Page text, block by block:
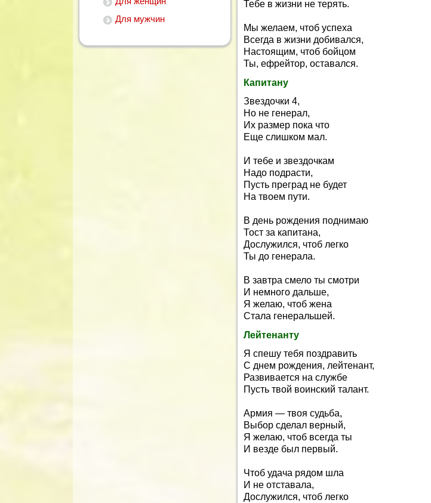
Для мужчин
Тебе в жизни не терять.
Мы желаем, чтоб успеха
Всегда в жизни добивался,
Настоящим, чтоб бойцом
Ты, ефрейтор, оставался.
Капитану
Звездочки 4,
Но не генерал,
Их размер пока что
Еще слишком мал.
И тебе и звездочкам
Надо подрасти,
Пусть преград не будет
На твоем пути.
В день рождения поднимаю
Тост за капитана,
Дослужился, чтоб легко
Ты до генерала.
В завтра смело ты смотри
И немного дальше,
Я желаю, чтоб жена
Стала генеральшей.
Лейтенанту
Я спешу тебя поздравить
С днем рождения, лейтенант,
Развивается на службе
Пусть твой воинский талант.
Армия — твоя судьба,
Выбор сделал верный,
Я желаю, чтоб всегда ты
И везде был первый.
Чтоб удача рядом шла
И не отставала,
Дослужился, чтоб легко